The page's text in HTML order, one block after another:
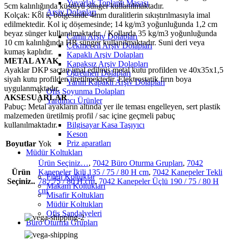
Yuvarlak Toplantı Masası
Arşiv Dolapları
Camlı Arşiv Dolapları
Çekmeceli Arşiv Dolapları
Kapaklı Arşiv Dolapları
Kapaksız Arşiv Dolapları
Öğretmen Dolapları
Yarım Kapaklı Arşiv Dolapları
Ofis Soyunma Dolapları
Yardımcı Ürünler
Bilgisayar Kasa Taşıyıcı
Keson
Priz aparatları
Müdür Koltukları
Fileli Koltuklar
Makam Koltukları
Misafir Koltukları
Müdür Koltukları
Ofis Sandalyeleri
Büro Oturma Grupları
5cm kalınlığında küștüyü sünger kullanılmaktadır.
Kolçak: Kol iç bölgesinde 4mm duralitlerin sıkıștırılmasıyla imal
edilmektedir. Kol iç döșemesinde; 14 kg/m3 yoğunluğunda 1,2 cm
beyaz sünger kullanılmaktadır. / Kollarda 35 kg/m3 yoğunluğunda
10 cm kalınlığında HR sünger kullanılmaktadır. Suni deri veya
kumaș kaplıdır.
METAL AYAK
Ayaklar DKP sactan imal edilmiș metal kutu profilden ve 40x35x1,5
siyah kutu profilden üretilmektedir. Elektrostatik fırın boya
uygulanmaktadır.
AKSESUARLAR
Pabuç: Metal ayakların altında yer ile teması engelleyen, sert plastik
malzemeden üretilmiș profil / sac içine geçmeli pabuç
kullanılmaktadır.
Boyutlar Yok
Ürün
Seçiniz..
Ürün Seçiniz…, 7042 Büro Oturma Grupları, 7042
Kanepeler İkili 135 / 75 / 80 H cm, 7042 Kanepeler Tekli
78 / 75 / 80 H cm, 7042 Kanepeler Üçlü 190 / 75 / 80 H
cm